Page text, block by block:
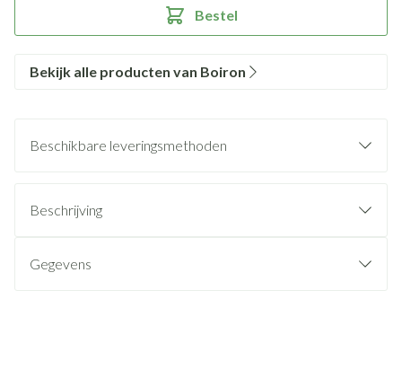
Bestel
Bekijk alle producten van Boiron
Beschikbare leveringsmethoden
Beschrijving
Gegevens